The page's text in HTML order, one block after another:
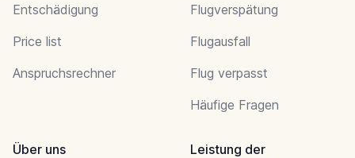
Entschädigung
Price list
Anspruchsrechner
Flugverspätung
Flugausfall
Flug verpasst
Häufige Fragen
Über uns
Leistung der